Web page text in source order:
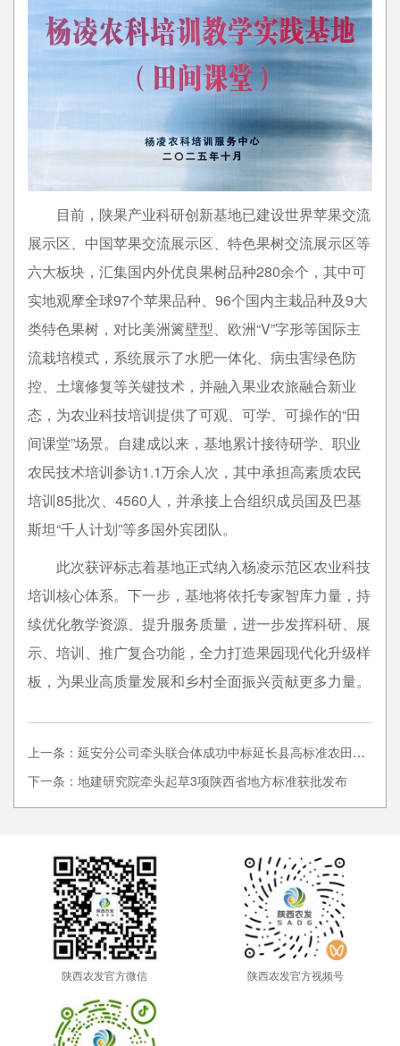
目前， 陕果产业科研创新基地已建设世界苹果交流
展示区、中国苹果交流展示区、特色果树交流展示区等
六大板块，汇集国内外优良果树品种280余个，其中可
实地观摩全球97个苹果品种、96个国内主栽品种及9大
类特色果树，对比美洲篱壁型、欧洲“V”字形等国际主
流栽培模式，系统展示了水肥一体化、病虫害绿色防
控、土壤修复等关键技术，并融入果业农旅融合新业
态，为农业科技培训提供了可观、可学、可操作的“田
间课堂”场景。自建成以来，基地累计接待研学、职业
农民技术培训参访1.1万余人次，其中承担高素质农民
培训85批次、4560人，并承接上合组织成员国及巴基
斯坦“千人计划”等多国外宾团队。
此次获评标志着基地正式纳入杨凌示范区农业科技
培训核心体系。下一步，基地将依托专家智库力量，持
续优化教学资源、提升服务质量，进一步发挥科研、展
示、培训、推广复合功能，全力打造果园现代化升级样
板，为果业高质量发展和乡村全面振兴贡献更多力量。
上一条：延安分公司牵头联合体成功中标延长县高标准农田试点项目
下一条：地建研究院牵头起草3项陕西省地方标准获批发布
陕西农发官方微信 陕西农发官方视频号